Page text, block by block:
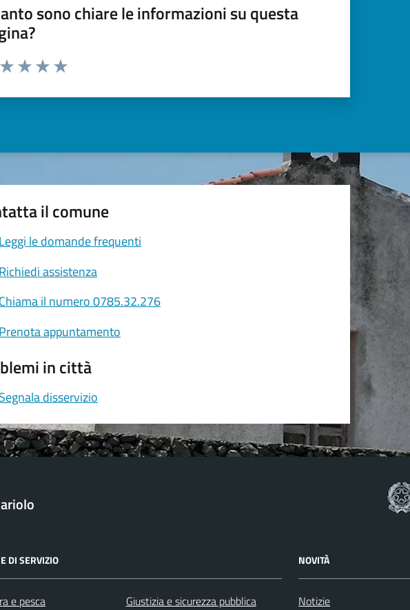
sono chiare le informazioni su questa
da 1 a 5 stelle la pagina
il comune
Leggi le domande frequenti
Richiedi assistenza
Chiama il numero 0785.32.276
Prenota appuntamento
in città
Segnala disservizio
DI SERVIZIO
e pesca
Giustizia e sicurezza pubblica
NOVITÀ
Notizie